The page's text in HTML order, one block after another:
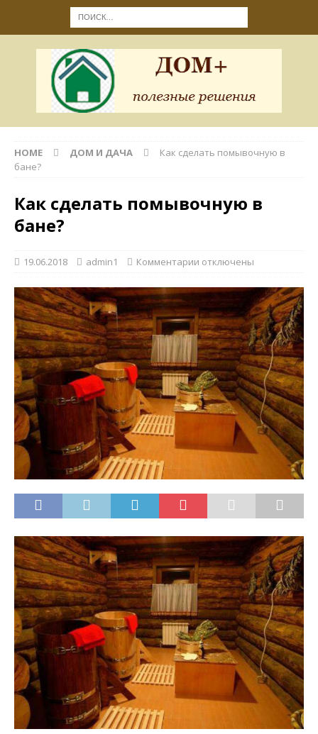
HOME ДОМ И ДАЧА
Как сделать помывочную в
бане?
Как сделать помывочную в
бане?
19.06.2018 admin1 Комментарии отключены